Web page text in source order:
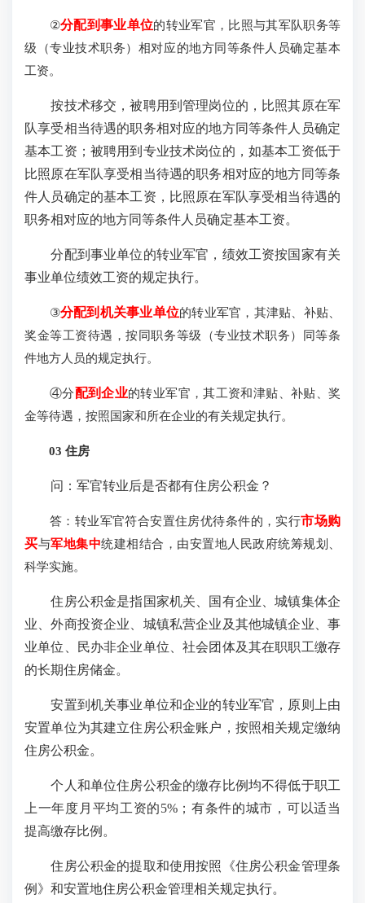
②分配到事业单位的转业军官，比照与其军队职务等
级（专业技术职务）相对应的地方同等条件人员确定基本
工资。
按技术移交，被聘用到管理岗位的，比照其原在军
队享受相当待遇的职务相对应的地方同等条件人员确定
基本工资；被聘用到专业技术岗位的，如基本工资低于
比照原在军队享受相当待遇的职务相对应的地方同等条
件人员确定的基本工资，比照原在军队享受相当待遇的
职务相对应的地方同等条件人员确定基本工资。
分配到事业单位的转业军官，绩效工资按国家有关
事业单位绩效工资的规定执行。
③分配到机关事业单位的转业军官，其津贴、补贴、
奖金等工资待遇，按同职务等级（专业技术职务）同等条
件地方人员的规定执行。
④分配到企业的转业军官，其工资和津贴、补贴、奖
金等待遇，按照国家和所在企业的有关规定执行。
03 住房
问：军官转业后是否都有住房公积金？
答：转业军官符合安置住房优待条件的，实行市场购
买与军地集中统建相结合，由安置地人民政府统筹规划、
科学实施。
住房公积金是指国家机关、国有企业、城镇集体企
业、外商投资企业、城镇私营企业及其他城镇企业、事
业单位、民办非企业单位、社会团体及其在职职工缴存
的长期住房储金。
安置到机关事业单位和企业的转业军官，原则上由
安置单位为其建立住房公积金账户，按照相关规定缴纳
住房公积金。
个人和单位住房公积金的缴存比例均不得低于职工
上一年度月平均工资的5%；有条件的城市，可以适当
提高缴存比例。
住房公积金的提取和使用按照《住房公积金管理条
例》和安置地住房公积金管理相关规定执行。